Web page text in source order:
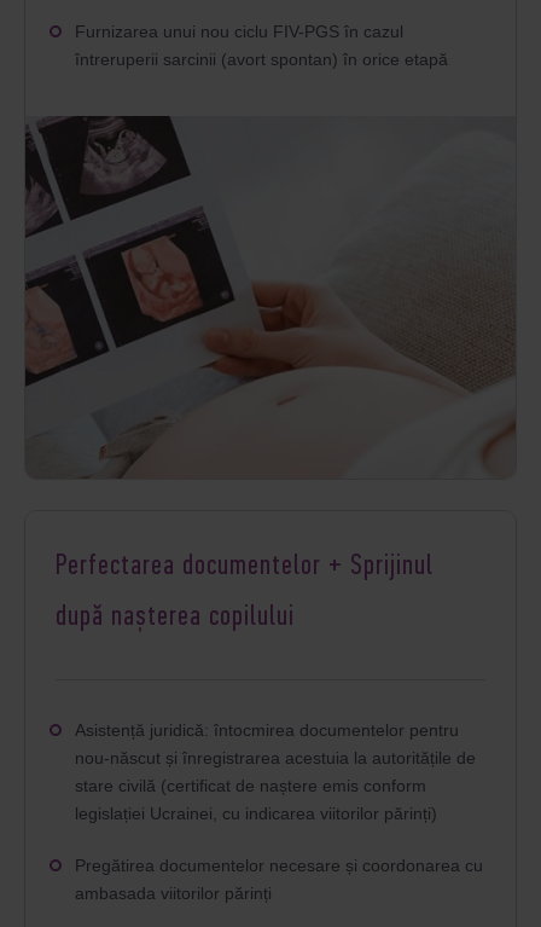
Furnizarea unui nou ciclu FIV-PGS în cazul
întreruperii sarcinii (avort spontan) în orice etapă
Perfectarea documentelor + Sprijinul
după nașterea copilului
Asistență juridică: întocmirea documentelor pentru
nou-născut și înregistrarea acestuia la autoritățile de
stare civilă (certificat de naștere emis conform
legislației Ucrainei, cu indicarea viitorilor părinți)
Pregătirea documentelor necesare și coordonarea cu
ambasada viitorilor părinți